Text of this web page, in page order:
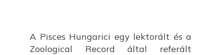
A Pisces Hungarici egy lektorált és a
Zoological Record által referált